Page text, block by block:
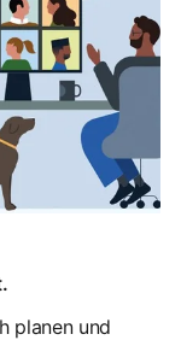
planen und